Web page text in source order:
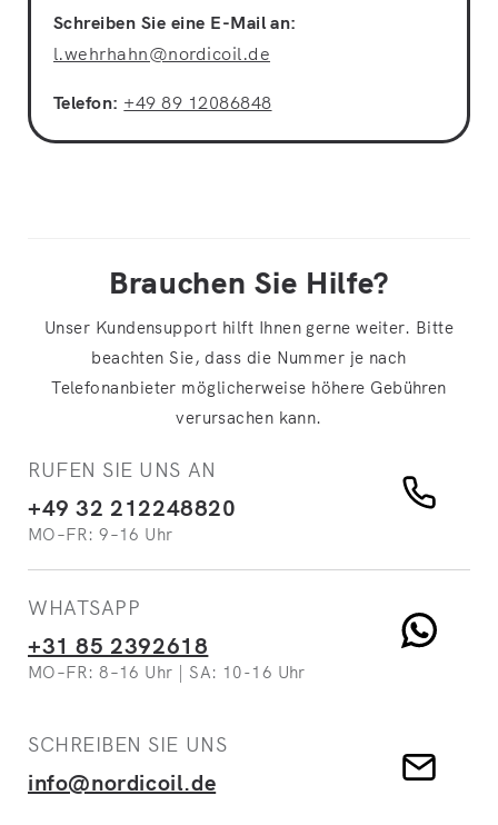
Schreiben Sie eine E-Mail an:
l.wehrhahn@nordicoil.de
Telefon: +49 89 12086848
Brauchen Sie Hilfe?
Unser Kundensupport hilft Ihnen gerne weiter. Bitte
beachten Sie, dass die Nummer je nach
Telefonanbieter möglicherweise höhere Gebühren
verursachen kann.
RUFEN SIE UNS AN
+49 32 212248820
MO–FR: 9–16 Uhr
WHATSAPP
+31 85 2392618
MO–FR: 8–16 Uhr | SA: 10-16 Uhr
SCHREIBEN SIE UNS
info@nordicoil.de